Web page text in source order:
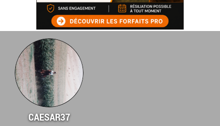
CAESAR37